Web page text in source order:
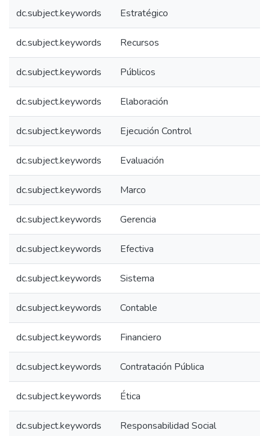
dc.subject.keywords Estratégico
dc.subject.keywords Recursos
dc.subject.keywords Públicos
dc.subject.keywords Elaboración
dc.subject.keywords Ejecución Control
dc.subject.keywords Evaluación
dc.subject.keywords Marco
dc.subject.keywords Gerencia
dc.subject.keywords Efectiva
dc.subject.keywords Sistema
dc.subject.keywords Contable
dc.subject.keywords Financiero
dc.subject.keywords Contratación Pública
dc.subject.keywords Ética
dc.subject.keywords Responsabilidad Social